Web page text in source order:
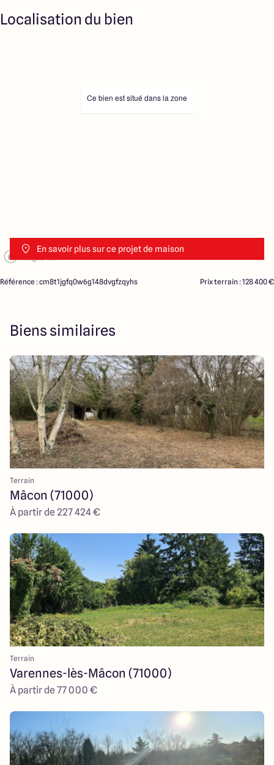
Localisation du bien
En savoir plus sur ce projet de maison
Ce bien est situé dans la zone
Référence : cm8t1jgfq0w6g148dvgfzqyhs Prix terrain : 128 400 €
Biens similaires
Terrain
Mâcon (71000)
À partir de 227 424 €
Terrain
Varennes-lès-Mâcon (71000)
À partir de 77 000 €